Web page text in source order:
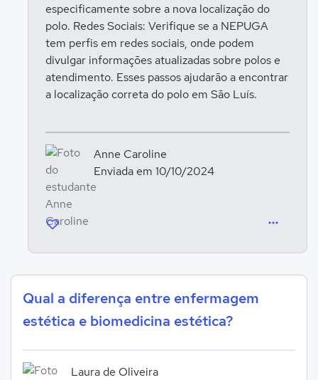
especificamente sobre a nova localização do
polo. Redes Sociais: Verifique se a NEPUGA
tem perfis em redes sociais, onde podem
divulgar informações atualizadas sobre polos e
atendimento. Esses passos ajudarão a encontrar
a localização correta do polo em São Luís.
Anne Caroline
Enviada em 10/10/2024
Qual a diferença entre enfermagem
estética e biomedicina estética?
Laura de Oliveira